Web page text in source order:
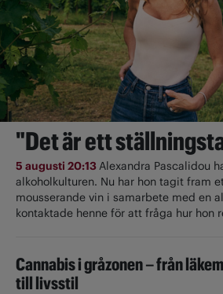
"Det är ett
5 augusti 20:13Alexandra Pascalidou
alkoholkulturen. Nu har hon tagit fram
mousserande vin i samarbete med en
kontaktade henne för att fråga hur hon
Cannabis i gråzonen – från
till livsstil